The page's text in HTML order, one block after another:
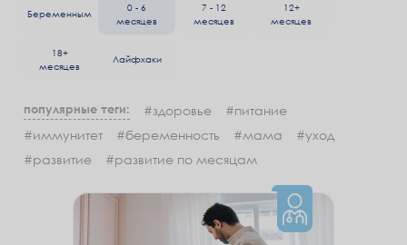
Беременным
0 - 6
месяцев
7 - 12
месяцев
12+
месяцев
18+
месяцев
Лайфхаки
популярные теги: #здоровье
#питание
#иммунитет
#беременность #мама
#уход
#развитие
#развитие по месяцам